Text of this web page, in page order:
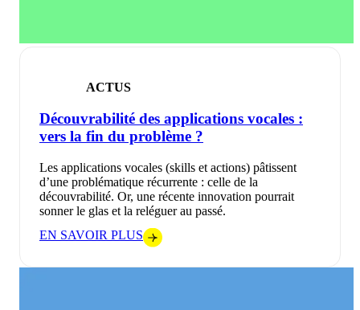
ACTUS
Découvrabilité des applications vocales :
vers la fin du problème ?
Les applications vocales (skills et actions) pâtissent
d’une problématique récurrente : celle de la
découvrabilité. Or, une récente innovation pourrait
sonner le glas et la reléguer au passé.
EN SAVOIR PLUS